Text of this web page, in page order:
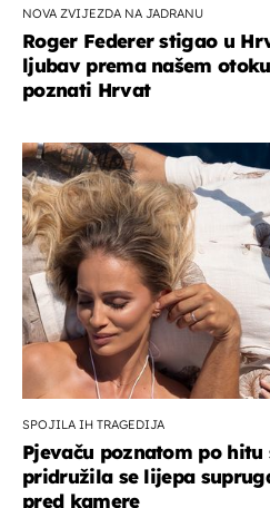
NOVA ZVIJEZDA NA JADRANU
Roger Federer stigao u
ljubav prema našem
poznati Hrvat
SPOJILA IH TRAGEDIJA
Pjevaču poznatom po hitu
pridružila se lijepa
pred kamere